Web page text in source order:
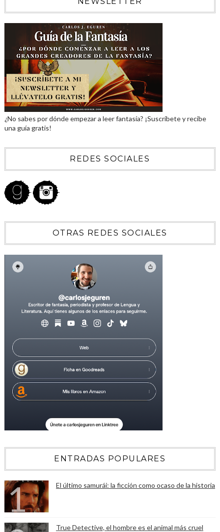
¿No sabes por dónde empezar a leer fantasía? ¡Suscríbete y recibe
una guía gratis!
REDES SOCIALES
OTRAS REDES SOCIALES
ENTRADAS POPULARES
El último samurái: la ficción como ocaso de la historia
True Detective, el hombre es el animal más cruel